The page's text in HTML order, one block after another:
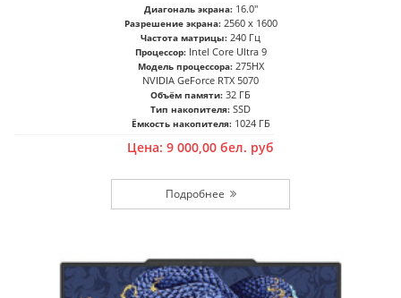
Диагональ экрана: 16.0"
Разрешение экрана: 2560 x 1600
Частота матрицы: 240 Гц
Процессор: Intel Core Ultra 9
Модель процессора: 275HX
NVIDIA GeForce RTX 5070
Объём памяти: 32 ГБ
Тип накопителя: SSD
Ёмкость накопителя: 1024 ГБ
Цена: 9 000,00 бел. руб